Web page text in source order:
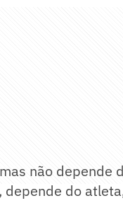
não depende
depende do